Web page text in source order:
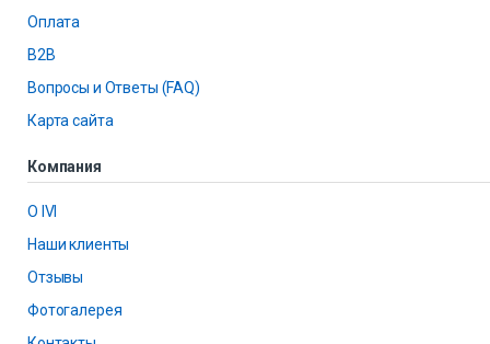
Оплата
B2B
Вопросы и Ответы (FAQ)
Карта сайта
Компания
О IVI
Наши клиенты
Отзывы
Фотогалерея